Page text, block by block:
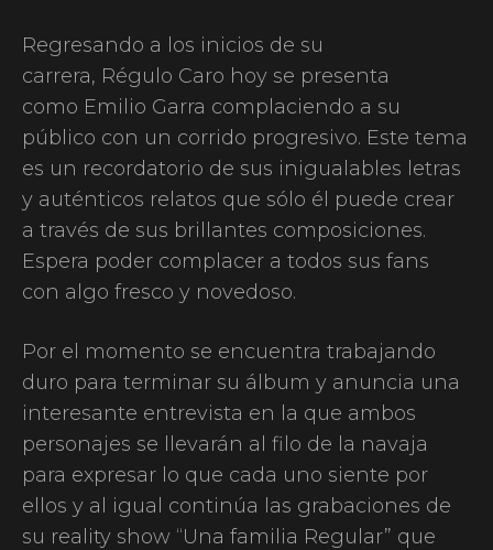
Regresando a los inicios de su
carrera, Régulo Caro hoy se presenta
como Emilio Garra complaciendo a su
público con un corrido progresivo. Este tema
es un recordatorio de sus inigualables letras
y auténticos relatos que sólo él puede crear
a través de sus brillantes composiciones.
Espera poder complacer a todos sus fans
con algo fresco y novedoso.
Por el momento se encuentra trabajando
duro para terminar su álbum y anuncia una
interesante entrevista en la que ambos
personajes se llevarán al filo de la navaja
para expresar lo que cada uno siente por
ellos y al igual continúa las grabaciones de
su reality show “Una familia Regular” que